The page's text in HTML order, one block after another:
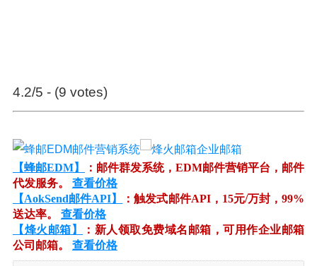
4.2/5 - (9 votes)
【蜂邮EDM】
：邮件群发系统，EDM邮件营销平台，邮件
代发服务。 查看价格
【AokSend邮件API】
：触发式邮件API，15元/万封，99%
送达率。 查看价格
【烽火邮箱】
：新人领取免费域名邮箱，可用作企业邮箱
公司邮箱。 查看价格